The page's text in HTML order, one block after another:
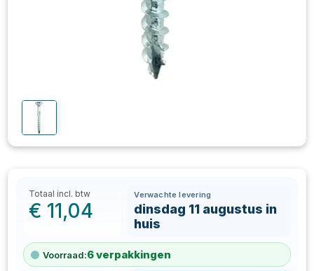
Totaal incl. btw
€ 11,04
Verwachte levering
dinsdag 11 augustus in
huis
Voorraad:6verpakkingen